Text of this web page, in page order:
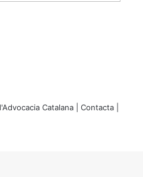
Catalana | Contacta